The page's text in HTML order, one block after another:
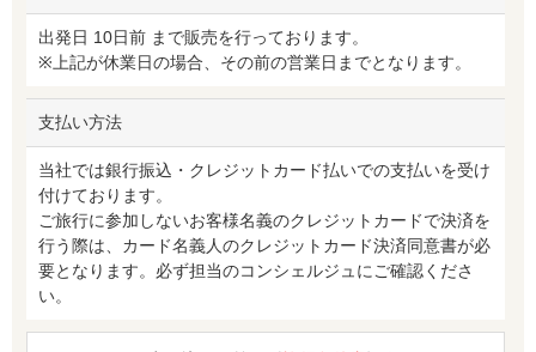
出発日 10日前 まで販売を行っております。
※上記が休業日の場合、その前の営業日までとなります。
支払い方法
当社では銀行振込・クレジットカード払いでの支払いを受け
付けております。
ご旅行に参加しないお客様名義のクレジットカードで決済を
行う際は、カード名義人のクレジットカード決済同意書が必
要となります。必ず担当のコンシェルジュにご確認くださ
い。